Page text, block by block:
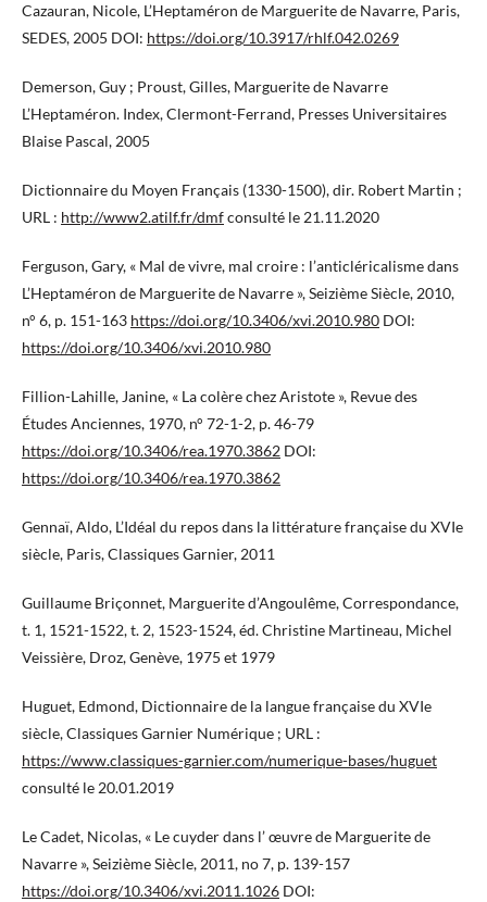
Cazauran, Nicole, L’Heptaméron de Marguerite de Navarre, Paris,
SEDES, 2005 DOI: https://doi.org/10.3917/rhlf.042.0269
Demerson, Guy ; Proust, Gilles, Marguerite de Navarre
L’Heptaméron. Index, Clermont-Ferrand, Presses Universitaires
Blaise Pascal, 2005
Dictionnaire du Moyen Français (1330-1500), dir. Robert Martin ;
URL : http://www2.atilf.fr/dmfconsulté le 21.11.2020
Ferguson, Gary, « Mal de vivre, mal croire : l’anticléricalisme dans
L’Heptaméron de Marguerite de Navarre », Seizième Siècle, 2010,
n° 6, p. 151-163 https://doi.org/10.3406/xvi.2010.980 DOI:
https://doi.org/10.3406/xvi.2010.980
Fillion-Lahille, Janine, « La colère chez Aristote », Revue des
Études Anciennes, 1970, n° 72-1-2, p. 46-79
https://doi.org/10.3406/rea.1970.3862 DOI:
https://doi.org/10.3406/rea.1970.3862
Gennaï, Aldo, L’Idéal du repos dans la littérature française du XVIe
siècle, Paris, Classiques Garnier, 2011
Guillaume Briçonnet, Marguerite d’Angoulême, Correspondance,
t. 1, 1521-1522, t. 2, 1523-1524, éd. Christine Martineau, Michel
Veissière, Droz, Genève, 1975 et 1979
Huguet, Edmond, Dictionnaire de la langue française du XVIe
siècle, Classiques Garnier Numérique ; URL :
https://www.classiques-garnier.com/numerique-bases/huguet
consulté le 20.01.2019
Le Cadet, Nicolas, « Le cuyder dans l’ œuvre de Marguerite de
Navarre », Seizième Siècle, 2011, no 7, p. 139-157
https://doi.org/10.3406/xvi.2011.1026 DOI: